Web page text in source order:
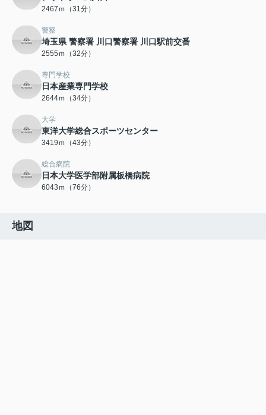
2467ｍ（31分）
警察
埼玉県 警察署 川口警察署 川口駅前交番
2555ｍ（32分）
専門学校
日本産業専門学校
2644ｍ（34分）
大学
東洋大学総合スポーツセンター
3419ｍ（43分）
総合病院
日本大学医学部附属板橋病院
6043ｍ（76分）
地図